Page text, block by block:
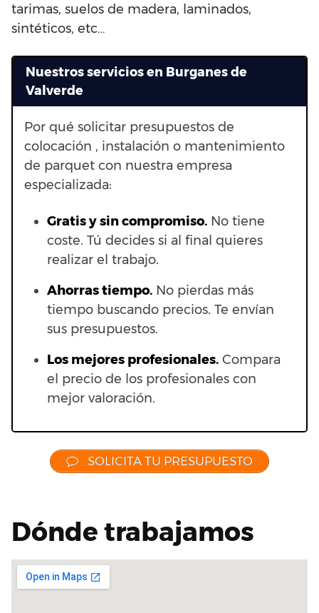
tarimas, suelos de madera, laminados,
sintéticos, etc…
Nuestros servicios en Burganes de
Valverde
Por qué solicitar presupuestos de
colocación , instalación o mantenimiento
de parquet con nuestra empresa
especializada:
Gratis y sin compromiso. No tiene
coste. Tú decides si al final quieres
realizar el trabajo.
Ahorras tiempo. No pierdas más
tiempo buscando precios. Te envían
sus presupuestos.
Los mejores profesionales. Compara
el precio de los profesionales con
mejor valoración.
SOLICITA TU PRESUPUESTO
Dónde trabajamos